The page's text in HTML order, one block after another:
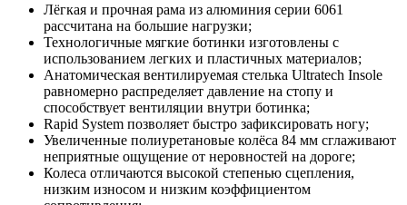
Лёгкая и прочная рама из алюминия серии 6061
рассчитана на большие нагрузки;
Технологичные мягкие ботинки изготовлены с
использованием легких и пластичных материалов;
Анатомическая вентилируемая стелька Ultratech Insole
равномерно распределяет давление на стопу и
способствует вентиляции внутри ботинка;
Rapid System позволяет быстро зафиксировать ногу;
Увеличенные полиуретановые колёса 84 мм сглаживают
неприятные ощущение от неровностей на дороге;
Колеса отличаются высокой степенью сцепления,
низким износом и низким коэффициентом